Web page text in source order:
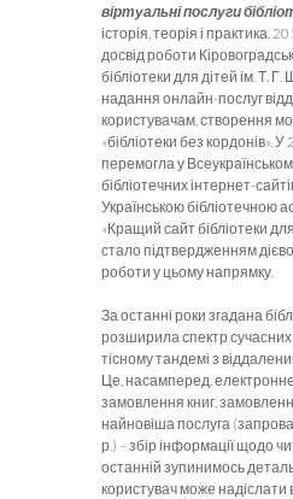
віртуальні послуги
історія, теорія і практика.
досвід роботи
бібліотеки для дітей ім. Т.
надання онлайн-послуг
користувачам, створення
«бібліотеки без кордонів». У
перемогла у
бібліотечних інтернет-
Українською бібліотечною
«Кращий сайт бібліотеки
стало підтвердженням
роботи у цьому напрямку.
За останні роки згадана
розширила спектр
тісному тандемі з
Це, насамперед,
замовлення книг,
найновіша послуга
р.) – збір інформації щодо
останній зупинимось
користувач може надіслати